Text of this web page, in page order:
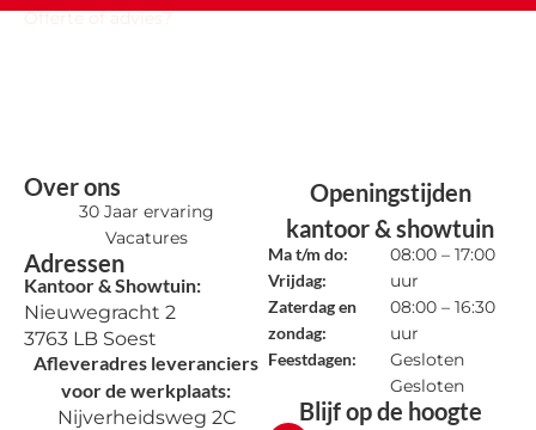
Offerte of advies?
Over ons
30 Jaar ervaring
Vacatures
Adressen
Kantoor & Showtuin:
Nieuwegracht 2
3763 LB Soest
Afleveradres leveranciers
voor de werkplaats:
Nijverheidsweg 2C
Openingstijden
kantoor & showtuin
Ma t/m do:
Vrijdag:
Zaterdag en
zondag:
Feestdagen:
08:00 – 17:00
uur
08:00 – 16:30
uur
Gesloten
Gesloten
Blijf op de hoogte